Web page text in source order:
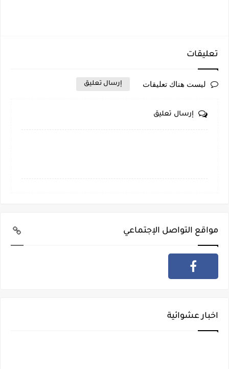
تعليقات
ليست هناك تعليقات إرسال تعليق
إرسال تعليق
مواقع التواصل الإجتماعي
اخبار عشوائية